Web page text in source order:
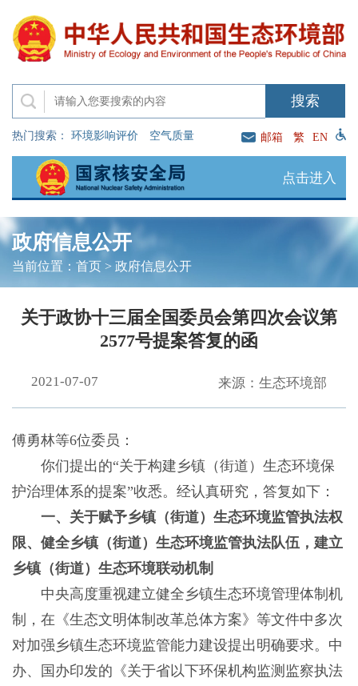
热门搜索： 环境影响评价 空气质量 邮箱 繁 EN
点击进入
政府信息公开
当前位置： 首页> 政府信息公开
关于政协十三届全国委员会第四次会议第
2577号提案答复的函
2021-07-07 来源：生态环境部
傅勇林等6位委员：
你们提出的“关于构建乡镇（街道）生态环境保
护治理体系的提案”收悉。经认真研究，答复如下：
一、关于赋予乡镇（街道）生态环境监管执法权
限、健全乡镇（街道）生态环境监管执法队伍，建立
乡镇（街道）生态环境联动机制
中央高度重视建立健全乡镇生态环境管理体制机
制，在《生态文明体制改革总体方案》等文件中多次
对加强乡镇生态环境监管能力建设提出明确要求。中
办、国办印发的《关于省以下环保机构监测监察执法